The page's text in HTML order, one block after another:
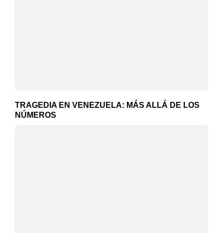
TRAGEDIA EN VENEZUELA: MÁS ALLÁ DE LOS
NÚMEROS